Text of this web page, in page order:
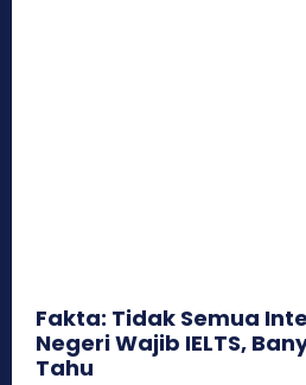
Fakta: Tidak Semua
Negeri Wajib IELTS,
Tahu